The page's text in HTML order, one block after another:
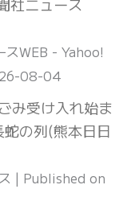
スWEB - Yahoo!
08-04
み受け入れ始ま
の列(熊本日日
Published on